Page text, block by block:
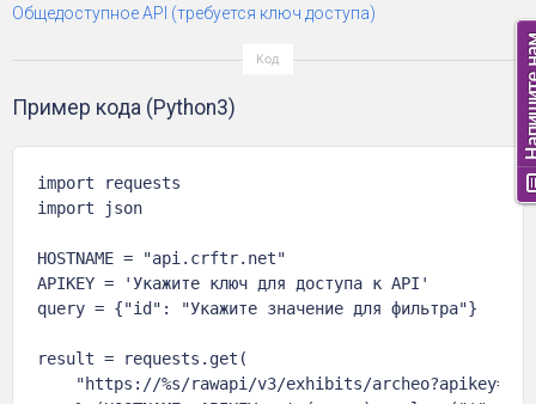
Общедоступное API (требуется ключ доступа)
Пример кода (Python3)
import requests
import json
HOSTNAME = "api.crftr.net"
APIKEY = 'Укажите ключ для доступа к API'
query = {"id": "Укажите значение для фильтра"}
result = requests.get(
"https://%s/rawapi/v3/exhibits/